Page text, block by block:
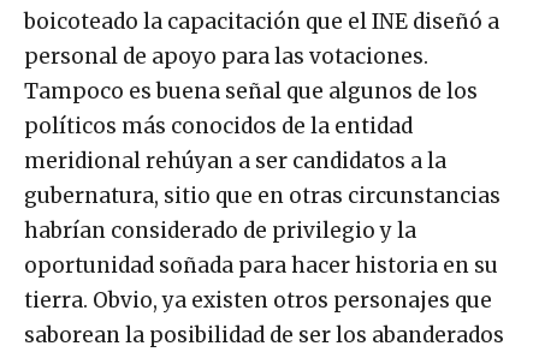
boicoteado la capacitación que el INE diseñó a
personal de apoyo para las votaciones.
Tampoco es buena señal que algunos de los
políticos más conocidos de la entidad
meridional rehúyan a ser candidatos a la
gubernatura, sitio que en otras circunstancias
habrían considerado de privilegio y la
oportunidad soñada para hacer historia en su
tierra. Obvio, ya existen otros personajes que
saborean la posibilidad de ser los abanderados